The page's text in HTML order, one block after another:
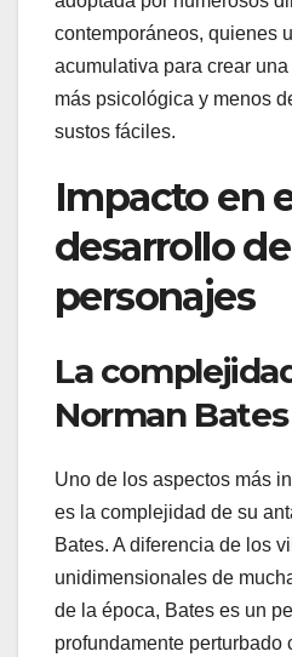
contemporáneos, quienes
acumulativa para crear
más psicológica y menos
sustos fáciles.
Impacto en
desarrollo de
personajes
La
Norman Bates
Uno de los aspectos más
es la complejidad de su
Bates. A diferencia de los
unidimensionales de
de la época, Bates es un
profundamente perturbado